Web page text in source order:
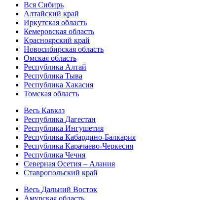
Вся Сибирь
Алтайский край
Иркутская область
Кемеровская область
Красноярский край
Новосибирская область
Омская область
Республика Алтай
Республика Тыва
Республика Хакасия
Томская область
Весь Кавказ
Республика Дагестан
Республика Ингушетия
Республика Кабардино-Балкария
Республика Карачаево-Черкесия
Республика Чечня
Северная Осетия – Алания
Ставропольский край
Весь Дальний Восток
Амурская область